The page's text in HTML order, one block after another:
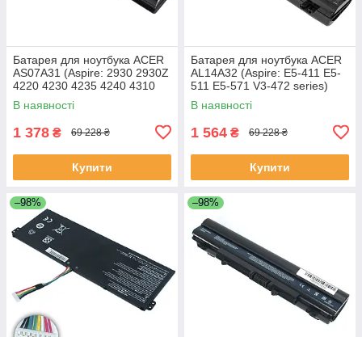
Батарея для ноутбука ACER
AS07A31 (Aspire: 2930 2930Z
4220 4230 4235 4240 4310
5334 5732Z 7315) 11.1V
4400mAh Чорний
В наявності
1 378 ₴ 69 228 ₴
Купити
Батарея для ноутбука ACER
AL14A32 (Aspire: E5-411 E5-
511 E5-571 V3-472 series)
11.1V 4400mAh Чорний
В наявності
1 564 ₴ 69 228 ₴
Купити
–98% –98%